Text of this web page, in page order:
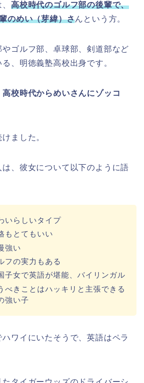
高校時代のゴルフ部の後輩で、
のめい（芽緯）さんという方。
ゴルフ部、卓球部、剣道部など
、明徳義塾高校出身です。
高校時代からめいさんにゾッコ
ました。
、彼女について以下のように語
いらしいタイプ
もとてもいい
強い
フの実力もある
子女で英語が堪能、バイリンガル
べきことはハッキリと主張できる
強い子
ワイにいたそうで、英語はペラ